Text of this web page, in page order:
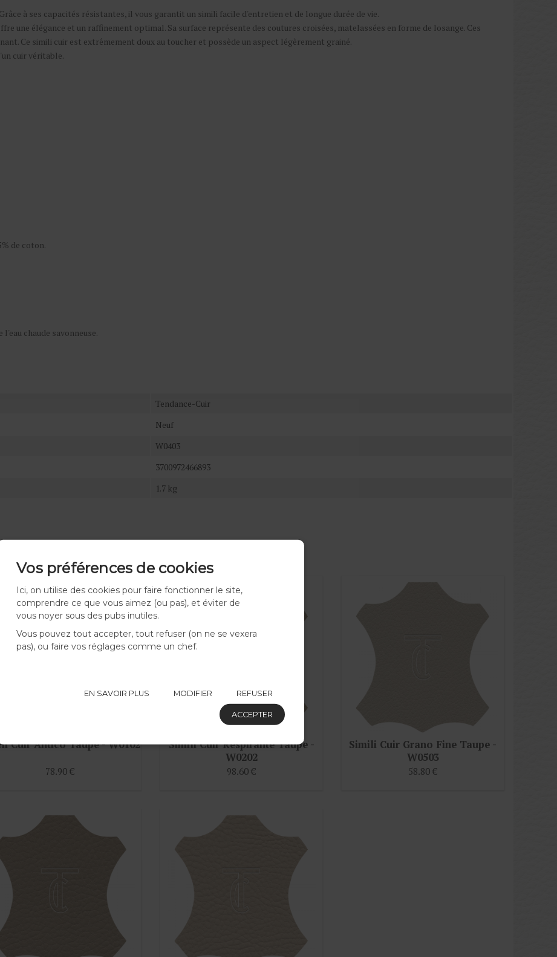
à ses capacités résistantes, il vous garantit un simili facile d'entretien et de longue durée de vie.
une élégance et un raffinement optimal. Sa surface représente des coutures croisées, matelassées en forme de losange. Ces
Ce simili cuir est extrêmement doux au toucher et possède un aspect légèrement grainé.
cuir véritable.
de coton.
chaude savonneuse.
Tendance-Cuir
Neuf
W0403
3700972466893
1.7 kg
ces produits
Cuir Antico Taupe - W0102
78.90 €
Simili Cuir Respirante Taupe -
W0202
98.60 €
Simili Cuir Grano Fine Taupe -
W0503
58.80 €
Vos préférences de cookies
Ici, on utilise des cookies pour faire fonctionner le site,
comprendre ce que vous aimez (ou pas), et éviter de
vous noyer sous des pubs inutiles.
Vous pouvez tout accepter, tout refuser (on ne se vexera
pas), ou faire vos réglages comme un chef.
EN SAVOIR PLUS MODIFIER REFUSER
ACCEPTER